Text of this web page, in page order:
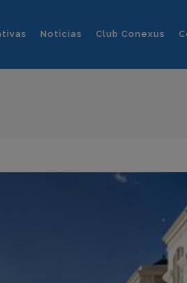
Noticias Club Conexus